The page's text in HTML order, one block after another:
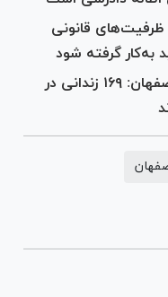
قانونی
به‌کار گرفته شود
رئیس کل دادگستری استان اصفهان: ۱۶۹ زندانی در